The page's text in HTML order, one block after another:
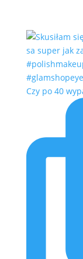
Czy po 40